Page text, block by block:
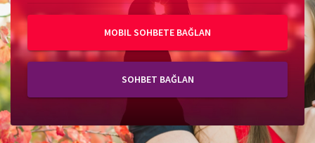
MOBIL SOHBETE BAĞLAN
SOHBET BAĞLAN